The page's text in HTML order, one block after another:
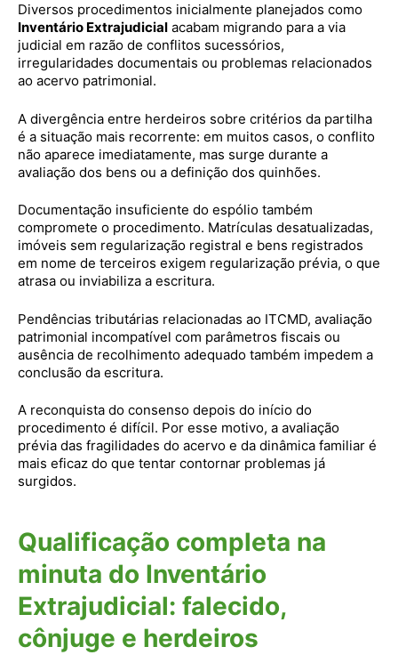
Diversos procedimentos inicialmente planejados como
Inventário Extrajudicial acabam migrando para a via
judicial em razão de conflitos sucessórios,
irregularidades documentais ou problemas relacionados
ao acervo patrimonial.
A divergência entre herdeiros sobre critérios da partilha
é a situação mais recorrente: em muitos casos, o conflito
não aparece imediatamente, mas surge durante a
avaliação dos bens ou a definição dos quinhões.
Documentação insuficiente do espólio também
compromete o procedimento. Matrículas desatualizadas,
imóveis sem regularização registral e bens registrados
em nome de terceiros exigem regularização prévia, o que
atrasa ou inviabiliza a escritura.
Pendências tributárias relacionadas ao ITCMD, avaliação
patrimonial incompatível com parâmetros fiscais ou
ausência de recolhimento adequado também impedem a
conclusão da escritura.
A reconquista do consenso depois do início do
procedimento é difícil. Por esse motivo, a avaliação
prévia das fragilidades do acervo e da dinâmica familiar é
mais eficaz do que tentar contornar problemas já
surgidos.
Qualificação completa na
minuta do Inventário
Extrajudicial: falecido,
cônjuge e herdeiros